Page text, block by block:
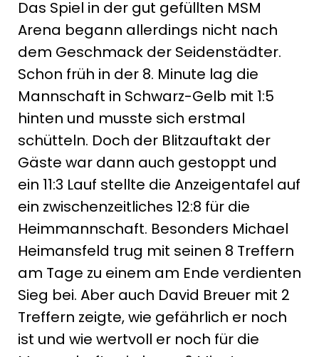
Das Spiel in der gut gefüllten MSM
Arena begann allerdings nicht nach
dem Geschmack der Seidenstädter.
Schon früh in der 8. Minute lag die
Mannschaft in Schwarz-Gelb mit 1:5
hinten und musste sich erstmal
schütteln. Doch der Blitzauftakt der
Gäste war dann auch gestoppt und
ein 11:3 Lauf stellte die Anzeigentafel auf
ein zwischenzeitliches 12:8 für die
Heimmannschaft. Besonders Michael
Heimansfeld trug mit seinen 8 Treffern
am Tage zu einem am Ende verdienten
Sieg bei. Aber auch David Breuer mit 2
Treffern zeigte, wie gefährlich er noch
ist und wie wertvoll er noch für die